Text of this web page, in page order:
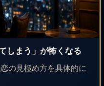
しまう」が怖くなる
の見極め方を具体的に